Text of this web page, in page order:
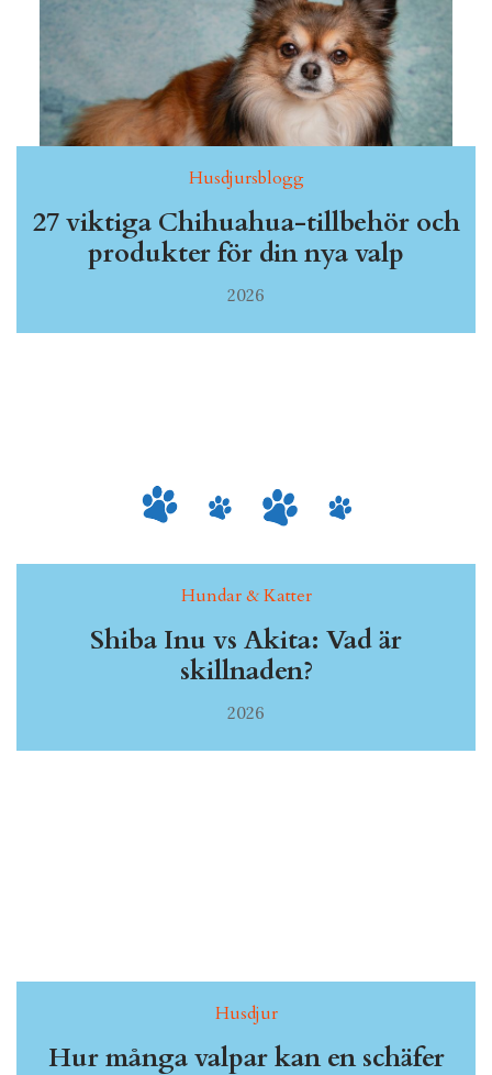
Husdjursblogg
27 viktiga Chihuahua-tillbehör och
produkter för din nya valp
2026
Hundar & Katter
Shiba Inu vs Akita: Vad är
skillnaden?
2026
Husdjur
Hur många valpar kan en schäfer